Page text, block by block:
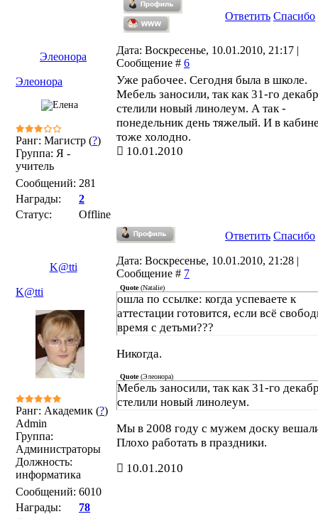
Ответить Спасибо
Элеонора
Дата: Воскресенье, 10.01.2010, 21:17 |
Сообщение # 6
Элеонора
Ранг: Магистр (?)
Группа: Я -
учитель
Сообщений: 281
Награды:
2
Статус:
Offline
Уже рабочее. Сегодня была в школе.
Мебель заносили, так как 31-го
стелили новый линолеум. А так -
понедельник день тяжелый. И в
тоже холодно.
10.01.2010
Ответить Спасибо
K@tti
Дата: Воскресенье, 10.01.2010, 21:28 |
Сообщение # 7
K@tti
Ранг: Академик (?)
Admin
Группа:
Администраторы
Должность:
информатика
Сообщений: 6010
Награды:
78
Quote(Natalie)
ошла по ссылке: когда успеваете к
аттестации готовится, если всё
время с детьми???
Никогда.
Quote(Элеонора)
Мебель заносили, так как 31-го
стелили новый линолеум.
Мы в 2008 году с мужем доску
Плохо работать в праздники.
10.01.2010